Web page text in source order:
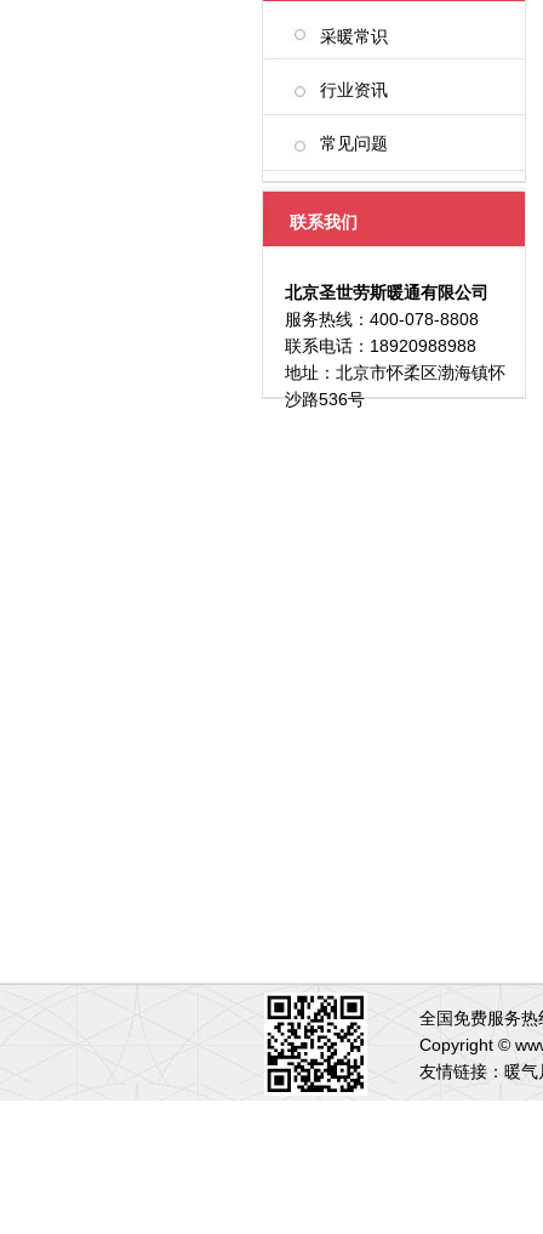
采暖常识
行业资讯
常见问题
联系我们
北京圣世劳斯暖通有限公司
服务热线：400-078-8808
联系电话：18920988988
地址：北京市怀柔区渤海镇怀
沙路536号
全国免费服务
Copyright ©
友情链接： 暖气